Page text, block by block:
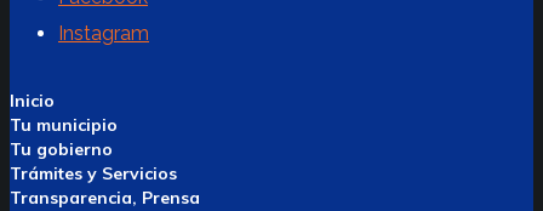
Instagram
Inicio
Tu municipio
Tu gobierno
Trámites y Servicios
Transparencia, Prensa